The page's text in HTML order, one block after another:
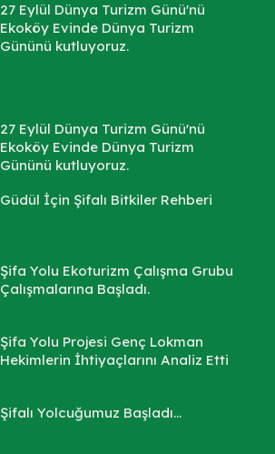
27 Eylül Dünya Turizm Günü'nü
Ekoköy Evinde Dünya Turizm
Gününü kutluyoruz.
27 Eylül Dünya Turizm Günü'nü
Ekoköy Evinde Dünya Turizm
Gününü kutluyoruz.
Güdül İçin Şifalı Bitkiler Rehberi
Şifa Yolu Ekoturizm Çalışma Grubu
Çalışmalarına Başladı.
Şifa Yolu Projesi Genç Lokman
Hekimlerin İhtiyaçlarını Analiz Etti
Şifalı Yolcuğumuz Başladı...